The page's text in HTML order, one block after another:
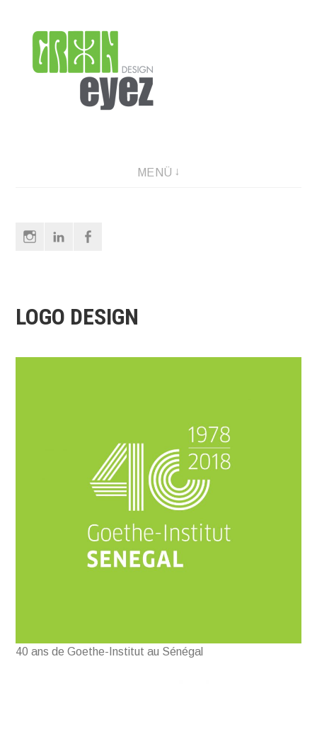
zum
Inhalt
graphic design & photography
MENÜ
InstagramLinkedIn
LOGO DESIGN
40 ans de Goethe-Institut au Sénégal